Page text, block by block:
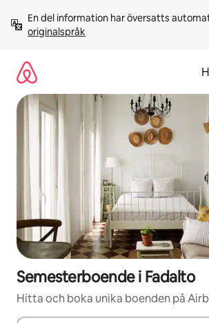
innehåll
En del information har översatts
originalspråk
Semesterboende i Fadalto
Hitta och boka unika boenden på